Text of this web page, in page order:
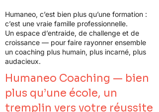
Humaneo, c’est bien plus qu’une formation :
c’est une vraie famille professionnelle.
Un espace d’entraide, de challenge et de
croissance — pour faire rayonner ensemble
un coaching plus humain, plus incarné, plus
audacieux.
Humaneo Coaching — bien
plus qu’une école, un
tremplin vers votre réussite